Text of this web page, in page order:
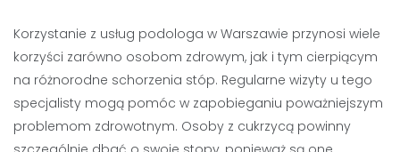
Korzystanie z usług podologa w Warszawie przynosi wiele
korzyści zarówno osobom zdrowym, jak i tym cierpiącym
na różnorodne schorzenia stóp. Regularne wizyty u tego
specjalisty mogą pomóc w zapobieganiu poważniejszym
problemom zdrowotnym. Osoby z cukrzycą powinny